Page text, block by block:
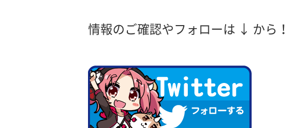
情報のご確認やフォローは ↓ から！